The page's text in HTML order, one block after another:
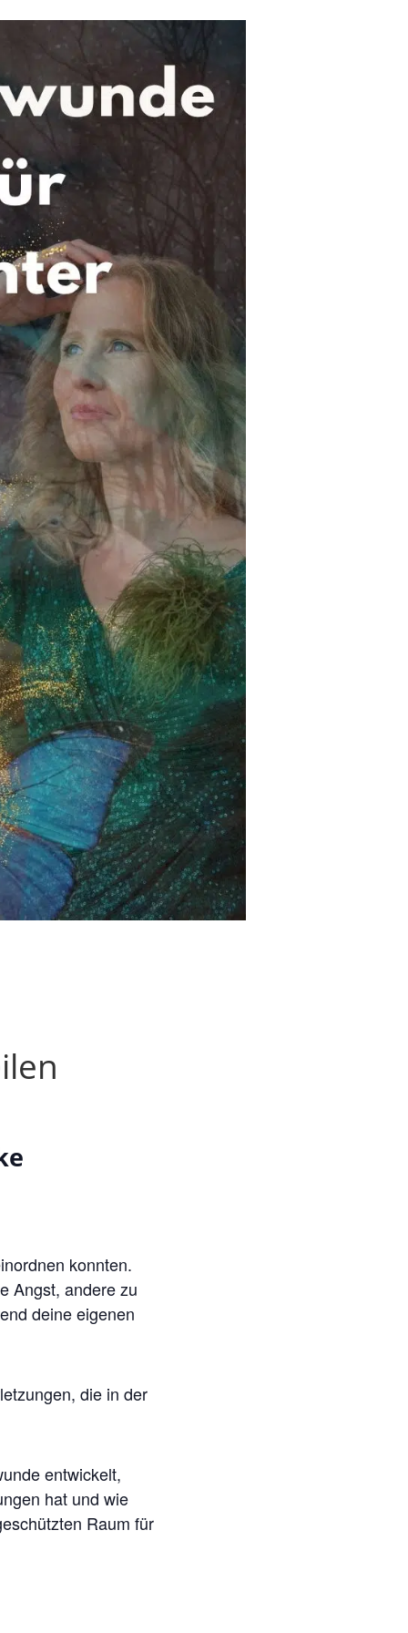
konnten.
Angst, andere zu
deine eigenen
die in der
entwickelt,
hat und wie
Raum für